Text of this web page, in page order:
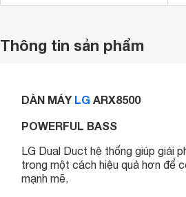
Thông tin sản phẩm
DÀN MÁY LG ARX8500
POWERFUL BASS
LG Dual Duct hệ thống giúp giải
trong một cách hiệu quả hơn để
mạnh mẽ.